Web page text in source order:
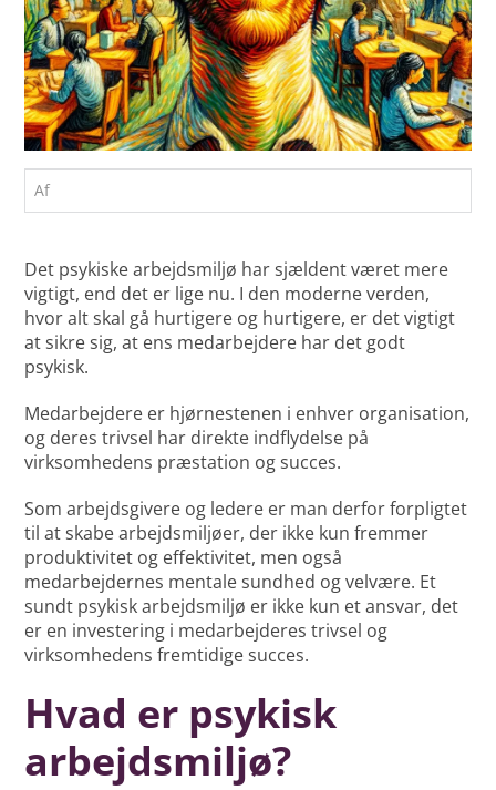
Af
Det psykiske arbejdsmiljø har sjældent været mere
vigtigt, end det er lige nu. I den moderne verden,
hvor alt skal gå hurtigere og hurtigere, er det vigtigt
at sikre sig, at ens medarbejdere har det godt
psykisk.
Medarbejdere er hjørnestenen i enhver organisation,
og deres trivsel har direkte indflydelse på
virksomhedens præstation og succes.
Som arbejdsgivere og ledere er man derfor forpligtet
til at skabe arbejdsmiljøer, der ikke kun fremmer
produktivitet og effektivitet, men også
medarbejdernes mentale sundhed og velvære. Et
sundt psykisk arbejdsmiljø er ikke kun et ansvar, det
er en investering i medarbejderes trivsel og
virksomhedens fremtidige succes.
Hvad er psykisk
arbejdsmiljø?